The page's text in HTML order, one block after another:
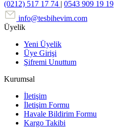
(0212) 517 17 74 | 0543 909 19 19
info@tesbihevim.com
Üyelik
Yeni Üyelik
Üye Girişi
Şifremi Unuttum
Kurumsal
İletişim
İletişim Formu
Havale Bildirim Formu
Kargo Takibi